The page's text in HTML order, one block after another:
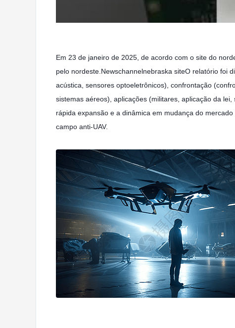
Em 23 de janeiro de 2025, de acordo com o site do
pelo nordeste.Newschannelnebraska siteO relatório foi
acústica, sensores optoeletrônicos), confrontação
sistemas aéreos), aplicações (militares, aplicação da
rápida expansão e a dinâmica em mudança do
campo anti-UAV.